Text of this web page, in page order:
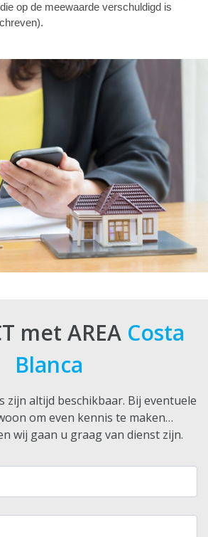
op de meewaarde verschuldigd is
met AREA Costa
Blanca
zijn altijd beschikbaar. Bij eventuele
om even kennis te maken…
wij gaan u graag van dienst zijn.